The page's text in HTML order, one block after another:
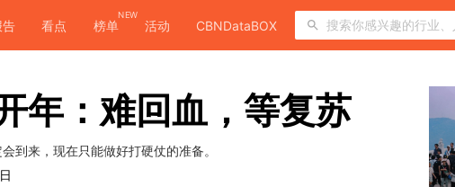
告 看点 榜单
NEW
活动 CBNDataBOX
年：难回血，等复苏
到来，现在只能做好打硬仗的准备。